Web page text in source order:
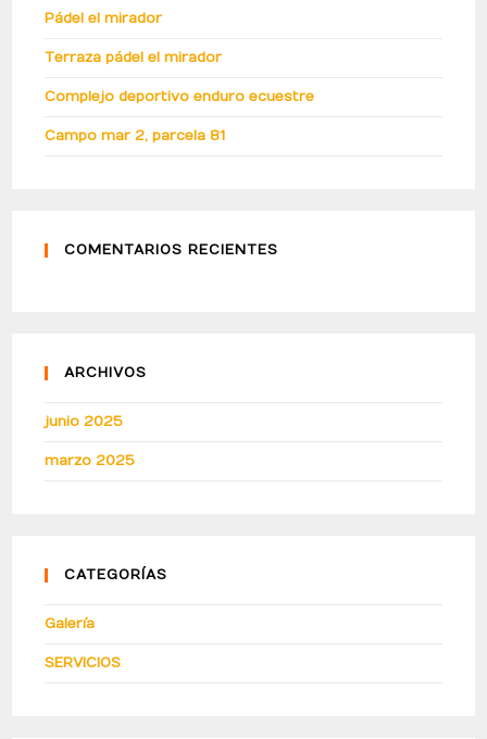
Pádel el mirador
Terraza pádel el mirador
Complejo deportivo enduro ecuestre
Campo mar 2, parcela 81
COMENTARIOS RECIENTES
ARCHIVOS
junio 2025
marzo 2025
CATEGORÍAS
Galería
SERVICIOS